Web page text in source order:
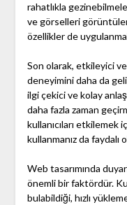
rahatlıkla
ve görselleri
özellikler de
Son olarak, etkileyici
deneyimini daha da
ilgi çekici ve kolay
daha fazla zaman
kullanıcıları etkilemek
kullanmanız da faydalı
Web tasarımında
önemli bir faktördür.
bulabildiği, hızlı